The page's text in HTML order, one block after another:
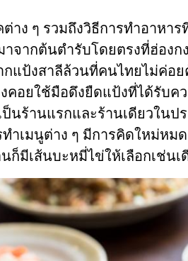
าง ๆ รวมถึงวิธีการทำอาหา
าจากต้นตำรับโดยตรงที่ฮ่อง
กแป้งสาลีล้วนที่คนไทยไม่ค่อ
คอยใช้มือดึงยืดแป้งที่ได้รับ
ป็นร้านแรกและร้านเดียวใน
ำเมนูต่าง ๆ มีการคิดใหม่หม
ก็มีเส้นบะหมี่ไข่ให้เลือกเช่นเ